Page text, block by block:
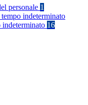
personale 1
indeterminato
indeterminato 16